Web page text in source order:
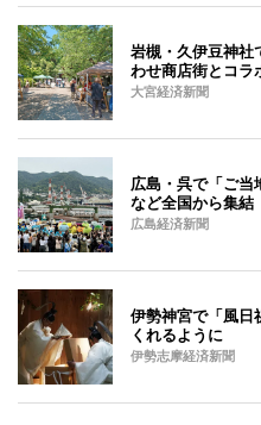
岩槻・久伊豆神社
わせ商店街とコラ
大宮経済新聞
広島・呉で「ご当
など全国から集結
広島経済新聞
伊勢神宮で「風日
くれるように
伊勢志摩経済新聞